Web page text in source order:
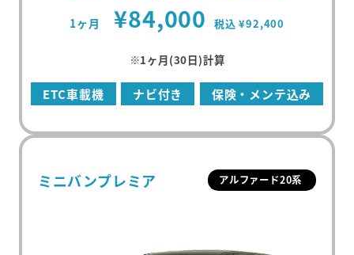
1ヶ月 ¥84,000 税込 ¥92,400
※1ヶ月(30日)計算
ETC車載機 ナビ付き 保険・メンテ込み
ミニバンプレミア アルファード20系